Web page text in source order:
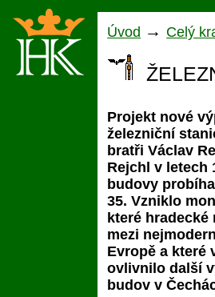
Úvod → Celý
Projekt nové
železniční
bratři Václav
Rejchl v letech
budovy
35. Vzniklo
které
mezi
Evropě a které
ovlivnilo další
budov v